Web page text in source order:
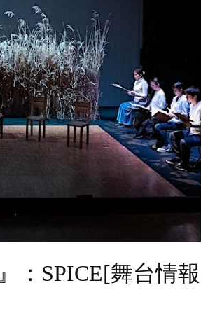
：SPICE[舞台情報